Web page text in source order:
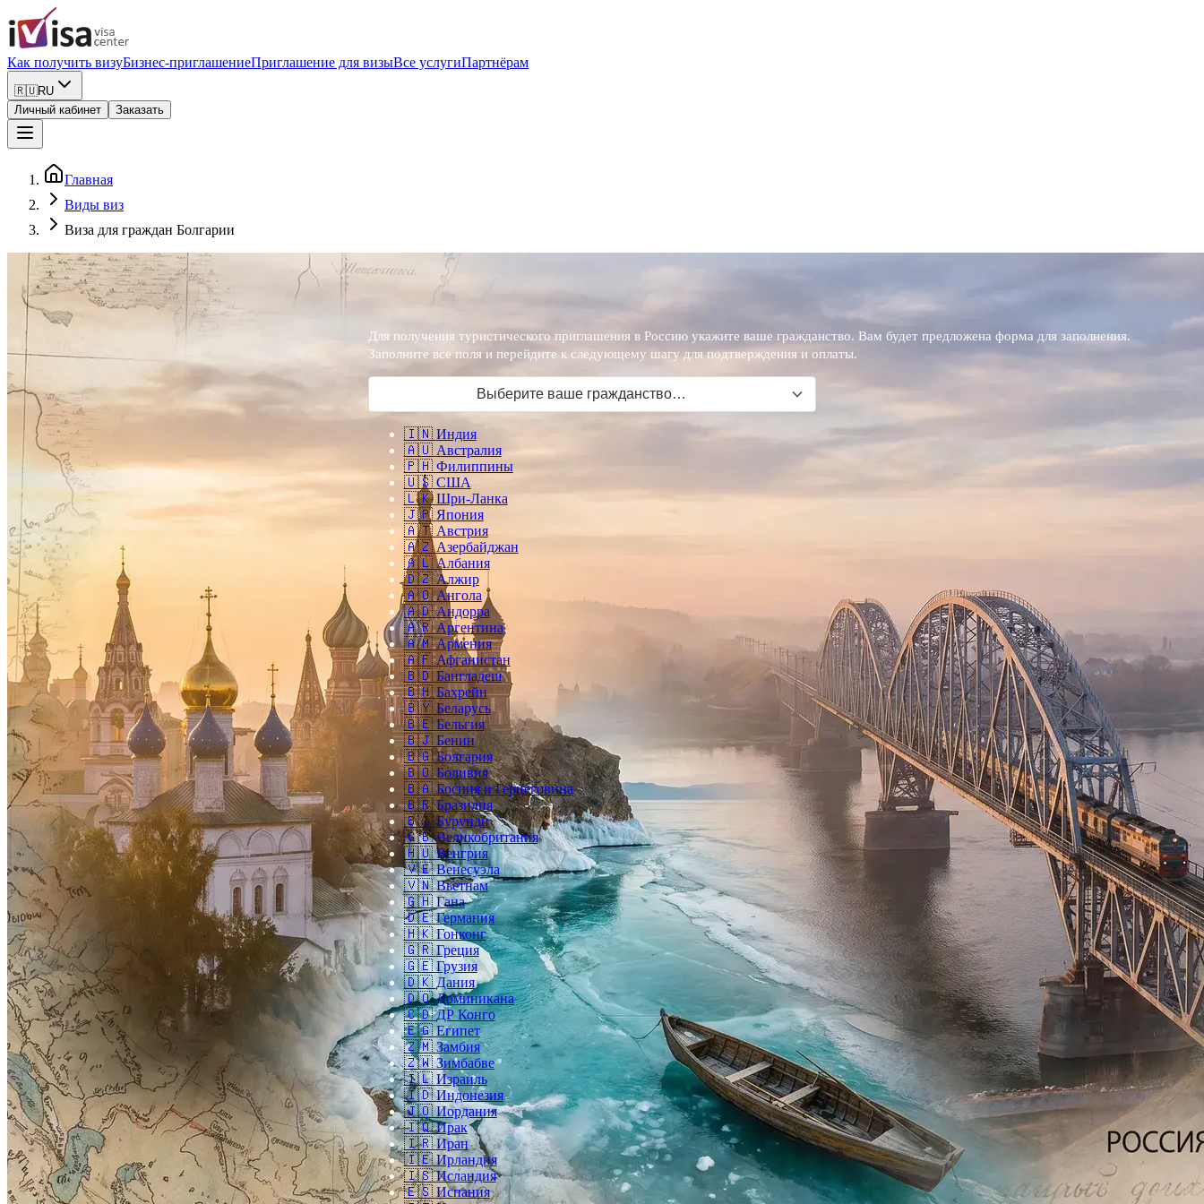
Как получить визуБизнес-приглашениеПриглашение для визыВсе услугиПартнёрам
🇷🇺RU
Личный кабинет
Заказать
Главная
Виды виз
Виза для граждан Болгарии
Для получения туристического приглашения в Россию укажите ваше гражданство. Вам будет предложена форма для заполнения.
Заполните все поля и перейдите к следующему шагу для подтверждения и оплаты.
Выберите ваше гражданство…
🇮🇳 Индия
🇦🇺 Австралия
🇵🇭 Филиппины
🇺🇸 США
🇱🇰 Шри-Ланка
🇯🇵 Япония
🇦🇹 Австрия
🇦🇿 Азербайджан
🇦🇱 Албания
🇩🇿 Алжир
🇦🇴 Ангола
🇦🇩 Андорра
🇦🇷 Аргентина
🇦🇲 Армения
🇦🇫 Афганистан
🇧🇩 Бангладеш
🇧🇭 Бахрейн
🇧🇾 Беларусь
🇧🇪 Бельгия
🇧🇯 Бенин
🇧🇬 Болгария
🇧🇴 Боливия
🇧🇦 Босния и Герцеговина
🇧🇷 Бразилия
🇧🇮 Бурунди
🇬🇧 Великобритания
🇭🇺 Венгрия
🇻🇪 Венесуэла
🇻🇳 Вьетнам
🇬🇭 Гана
🇩🇪 Германия
🇭🇰 Гонконг
🇬🇷 Греция
🇬🇪 Грузия
🇩🇰 Дания
🇩🇴 Доминикана
🇨🇩 ДР Конго
🇪🇬 Египет
🇿🇲 Замбия
🇿🇼 Зимбабве
🇮🇱 Израиль
🇮🇩 Индонезия
🇯🇴 Иордания
🇮🇶 Ирак
🇮🇷 Иран
🇮🇪 Ирландия
🇮🇸 Исландия
🇪🇸 Испания